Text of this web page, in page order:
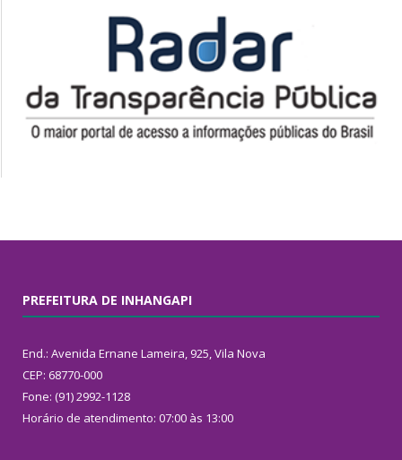
PREFEITURA DE INHANGAPI
End.: Avenida Ernane Lameira, 925, Vila Nova
CEP: 68770-000
Fone: (91) 2992-1128
Horário de atendimento: 07:00 às 13:00